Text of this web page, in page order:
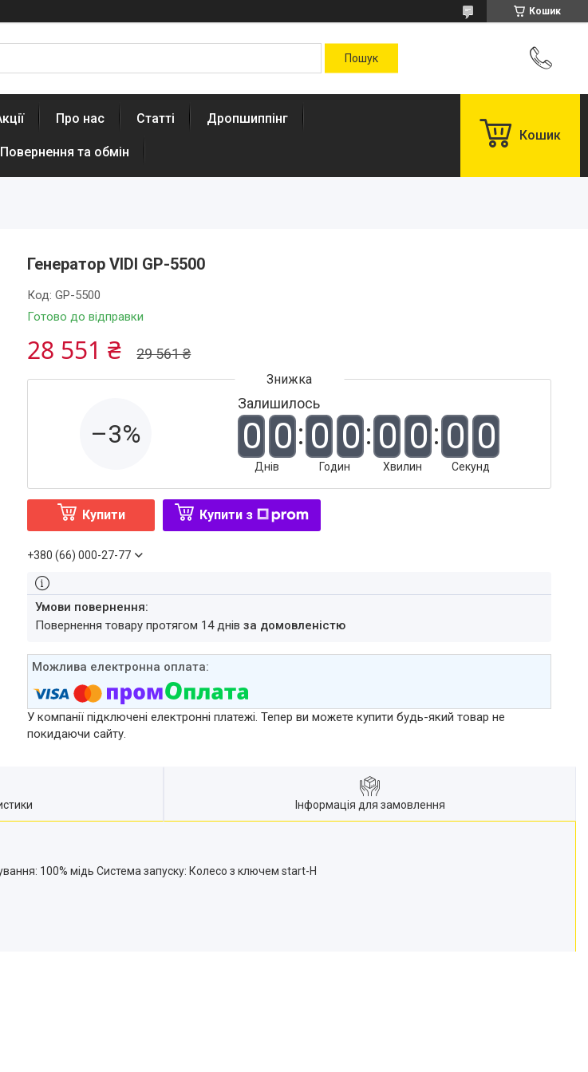
Кошик
Про нас Статті Дропшиппінг
Повернення та обмін
Кошик
Генератор VIDI GP-5500
Готово до відправки
Код:GP-5500
29 561 ₴
28 551 ₴
–3%
Залишилось
0 0
Днів
0 0
Годин
0 0
Хвилин
0 0
Секунд
Купити Купити з
+380 (66) 000-27-77
повернення товару протягом 14 днівза домовленістю
У компанії підключені електронні платежі. Тепер ви можете купити будь-який товар не
покидаючи сайту.
Інформація для замовлення
100% мідь Система запуску: Колесо з ключем start-H